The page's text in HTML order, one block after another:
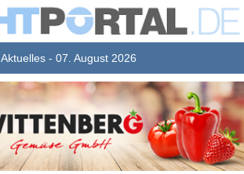
Aktuelles - 07. August 2026